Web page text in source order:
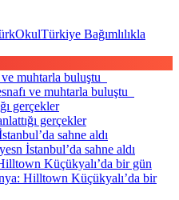
OkulTürkiye Bağımlılıkla
ve muhtarla buluştu
gerçekler
İstanbul’da sahne aldı
Hilltown Küçükyalı’da bir